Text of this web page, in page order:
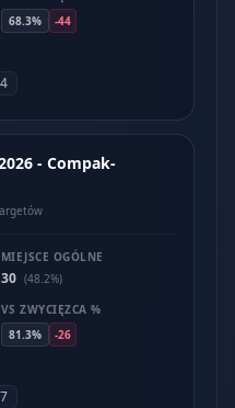
68.3%
-44
- Compak-
MIEJSCE OGÓLNE
30 (48.2%)
VS ZWYCIĘZCA %
81.3%
-26